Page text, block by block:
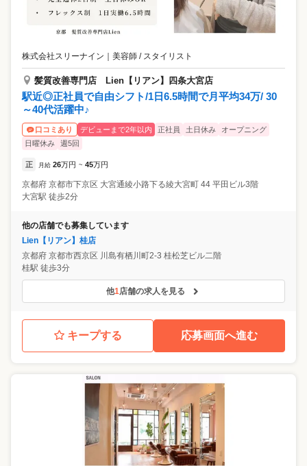
株式会社スリーナイン 美容師 / スタイリスト
髪質改善専門店 Lien【リアン】四条大宮店
駅近◎正社員で自由シフト/1日6.5時間で月平均34万/ 30
～40代活躍中♪
口コミあり デビューまで2年以内 正社員 土日休み
オープニング
日曜休み
週5回
正 月給 26万円 ~ 45万円
京都府 京都市下京区 大宮通綾小路下る綾大宮町 44 平田ビル3階
大宮駅 徒歩2分
他の店舗でも募集しています
Lien【リアン】桂店
京都府 京都市西京区 川島有栖川町2-3 桂松芝ビル二階
桂駅 徒歩3分
他1店舗の求人を見る
キープする 応募画面へ進む